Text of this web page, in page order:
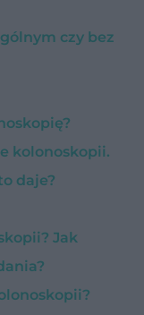
czy bez
kolonoskopii.
daje?
Jak